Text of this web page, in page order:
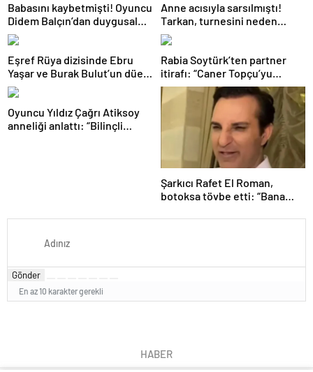
Babasını kaybetmişti! Oyuncu
Didem Balçın’dan duygusal
paylaşım
Anne acısıyla sarsılmıştı!
Tarkan, turnesini neden
bırakmak istemediğini
açıkladı
Eşref Rüya dizisinde Ebru
Yaşar ve Burak Bulut’un düet
parçası ‘Kehribar’ rüzgarı
Rabia Soytürk’ten partner
itirafı: “Caner Topçu’yu
sevmiyorum”
Oyuncu Yıldız Çağrı Atiksoy
anneliği anlattı: “Bilinçli
Şarkıcı Rafet El Roman,
botoksa tövbe etti: “Bana
Gönder
En az 10 karakter gerekli
HABER